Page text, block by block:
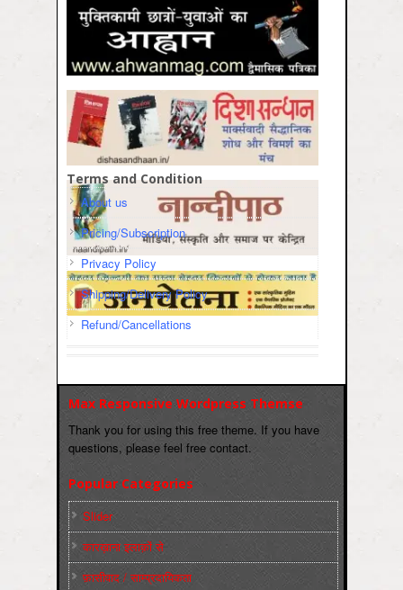
Terms and Condition
About us
Pricing/Subscription
Privacy Policy
Shipping/Delivery Policy
Refund/Cancellations
Max Responsive Wordpress Themse
Thank you for using this free theme. If you have
questions, please feel free contact.
Popular Categories
Slider
कारख़ाना इलाक़ों से
फ़ासीवाद / साम्‍प्रदायिकता